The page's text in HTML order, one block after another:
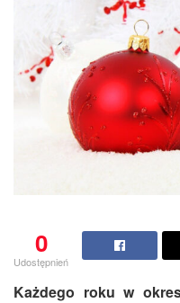
0
Udostępnień
Każdego roku w